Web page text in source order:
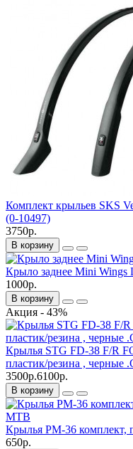
Комплект крыльев SKS
(0-10497)
3750р.
В корзину
Крыло заднее Mini
1000р.
В корзину
Акция - 43%
Крылья STG FD-38 F/R
пластик/резина , черные
3500р.6100р.
В корзину
Крылья PM-36 комплект,
650р.